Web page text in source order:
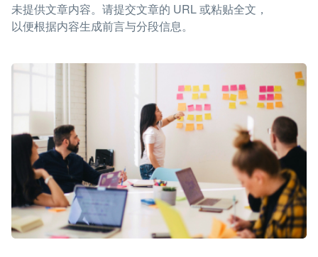
未提供文章内容。请提交文章的 URL 或粘贴全文，
以便根据内容生成前言与分段信息。